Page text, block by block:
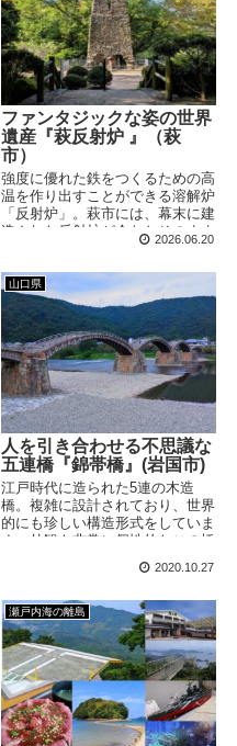
ファンタジックな姿の世界
遺産『萩反射炉 』（萩
市）
強度に優れた鉄をつくるための高
温を作り出すことができる溶解炉
「反射炉」。萩市には、幕末に建
造された反射炉が今なおそのまま
残されています。造られた経緯を
でいた様子を感じることができま
す。
2026.06.20
山口県
人を引き合わせる不思議な
五連橋『錦帯橋』(岩国市)
江戸時代に造られた5連の木造
橋。複雑に設計されており、世界
的にも珍しい構造形式をしていま
す。外観も非常に個性的なこの橋
観光スポットやお店も多く集ま
2020.10.27
瀬戸内海の離島